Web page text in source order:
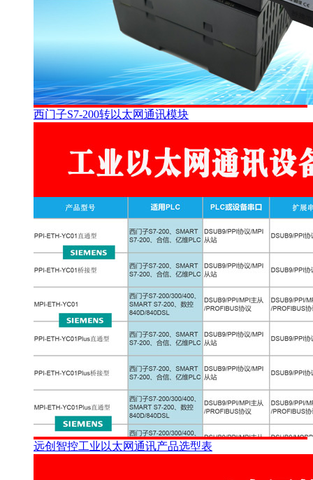
西门子S7-200转以太网通讯模块
远创智控工业以太网通讯产品选型表